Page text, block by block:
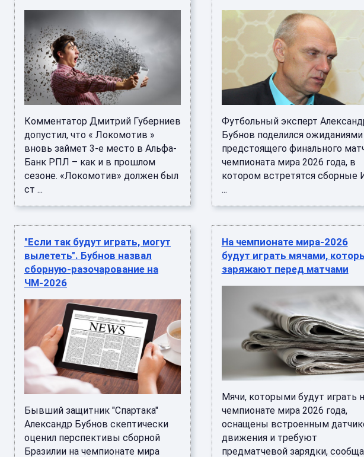
Комментатор Дмитрий Губерниев
допустил, что « Локомотив »
вновь займет 3-е место в Альфа-
Банк РПЛ – как и в прошлом
сезоне. «Локомотив» должен был
ст ...
Футбольный эксперт
Бубнов поделился ожиданиями
предстоящего финального
чемпионата мира 2026 года, в
котором встретятся сборные
...
"Если так будут играть, могут
вылететь". Бубнов назвал
сборную-разочарование на
ЧМ-2026
Бывший защитник "Спартака"
Александр Бубнов скептически
оценил перспективы сборной
Бразилии на чемпионате мира
На чемпионате мира-2026
будут играть мячами,
заряжают перед матчами
Мячи, которыми будут играть
чемпионате мира 2026 года,
оснащены встроенным
движения и требуют
предматчевой зарядки,